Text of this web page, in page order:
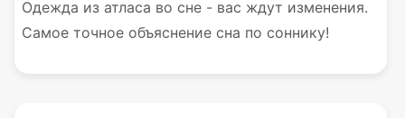
Одежда из атласа во сне - вас ждут изменения.
Самое точное объяснение сна по соннику!